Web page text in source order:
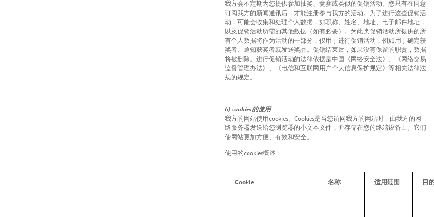
我方会不定期为您提供参加抽奖、竞赛或类似的促销活动。您只有在同意
订阅我方的新闻通讯后，才能注册参与我方的活动。为了进行这些促销活
动，可能会收集和处理个人数据，如职称、姓名、地址、电子邮件地址，
以及促销活动所需的其他数据（如有必要）。为此类促销活动所提供的所
有个人数据将作为活动的一部分，仅用于进行促销活动，例如用于确定获
奖者、通知获奖者或发送奖品。促销结束后，如果没有保留的职责，数据
将被删除。进行促销活动的法律依据是中国《网络安全法》、《网络交易
监督管理办法》、《电信和互联网用户个人信息保护规定》等相关法律法
规的规定。
h) cookies的使用
我方的网站使用cookies。Cookies是当您访问我方的网站时，由我方的网
络服务器发送给您浏览器的小文本文件，并存储在您的终端设备上。它们
使网站更加方便、有效和安全。
使用的cookies概述：
Cookie 名称 适用范围 目